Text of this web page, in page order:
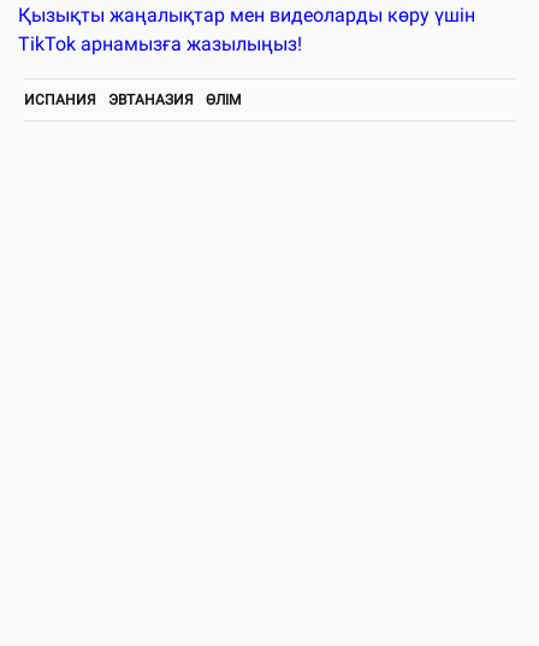
Қызықты жаңалықтар мен видеоларды көру үшін
TikTok арнамызға жазылыңыз!
ИСПАНИЯ ЭВТАНАЗИЯ ӨЛІМ